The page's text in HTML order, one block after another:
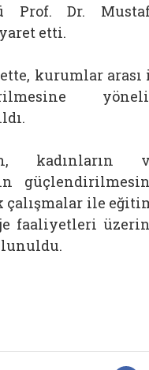
Prof. Dr.
etti.
kurumlar arası
kadınların
çalışmalar ile
faaliyetleri